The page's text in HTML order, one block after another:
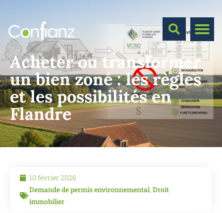
Acheter ou transformer
un bien zoné : les règles
et les possibilités en
Flandre
10 février 2026
Demande de permis environnemental, Droit
immobilier